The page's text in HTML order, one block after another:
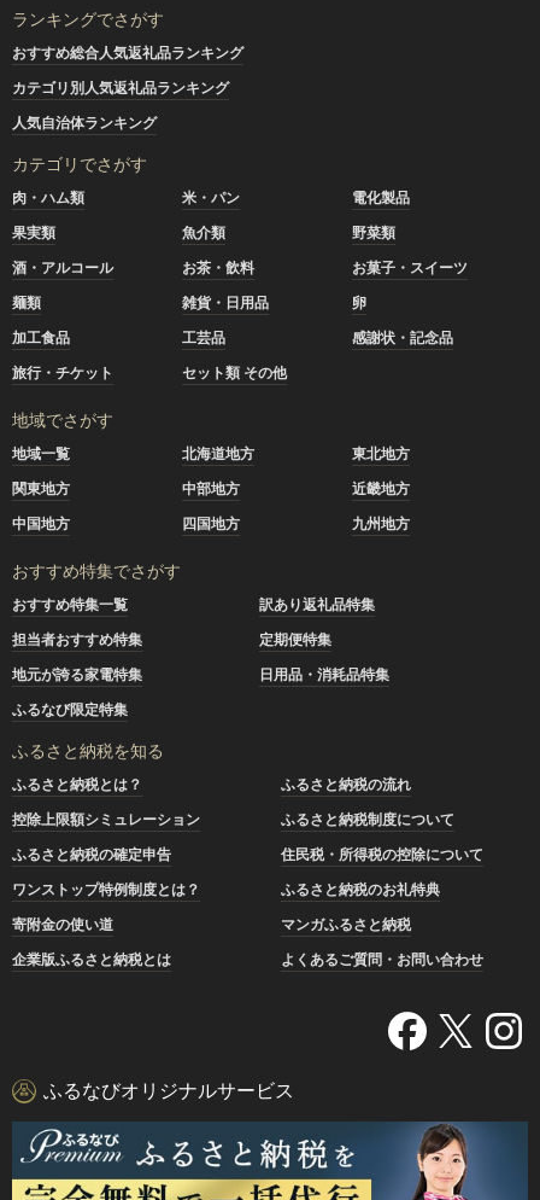
ランキングでさがす
おすすめ総合人気返礼品ランキング
カテゴリ別人気返礼品ランキング
人気自治体ランキング
カテゴリでさがす
肉・ハム類 米・パン
電化製品
果実類
魚介類
野菜類
酒・アルコール
お茶・飲料
お菓子・スイーツ
麺類
雑貨・日用品
卵
加工食品
工芸品
感謝状・記念品
旅行・チケット
セット類 その他
地域でさがす
地域一覧 北海道地方
東北地方
関東地方
中部地方
近畿地方
中国地方
四国地方 九州地方
おすすめ特集でさがす
おすすめ特集一覧
訳あり返礼品特集
担当者おすすめ特集
定期便特集
地元が誇る家電特集
日用品・消耗品特集
ふるなび限定特集
ふるさと納税を知る
ふるさと納税とは？
ふるさと納税の流れ
控除上限額シミュレーション
ふるさと納税制度について
ふるさと納税の確定申告
住民税・所得税の控除について
ワンストップ特例制度とは？
ふるさと納税のお礼特典
寄附金の使い道
マンガふるさと納税
企業版ふるさと納税とは
よくあるご質問・お問い合わせ
ふるなびオリジナルサービス